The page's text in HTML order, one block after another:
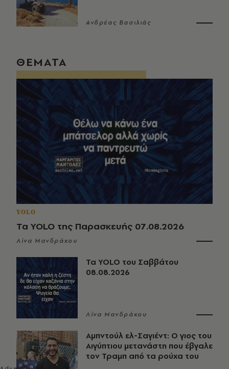
Ανδρέας Βασιλιάς
ΘΕΜΑΤΑ
YOLO
Τα YOLO της Παρασκευής 07.08.2026
Λίνα Μανδράκου
Τα YOLO του Σαββάτου
08.08.2026
Λίνα Μανδράκου
Αμπντούλ ελ-Σαγιέντ: Ο γιος του
Αιγύπτιου μετανάστη που έβγαλε
τον Τραμπ από τα ρούχα του